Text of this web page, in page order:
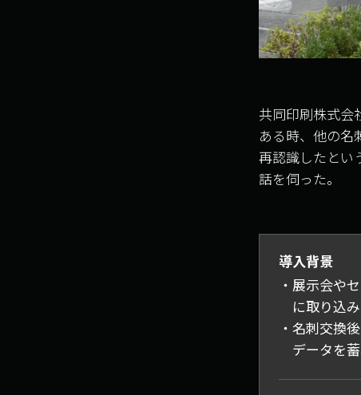
共同印刷株式会
ある時、他の名
再認識したとい
話を伺った。
導入背景
展示会や
に取り込
名刺交換
データを